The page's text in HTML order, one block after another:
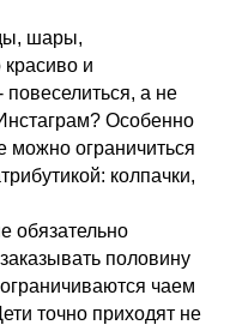
шары,
красиво и
повеселиться, а не
Особенно
можно ограничиться
колпачки,
обязательно
половину
чаем
точно приходят не